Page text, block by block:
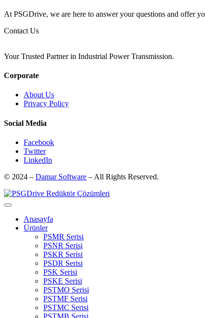
At PSGDrive, we are here to answer your questions and offer
Contact Us
Your Trusted Partner in Industrial Power Transmission.
Corporate
About Us
Privacy Policy
Social Media
Facebook
Twitter
LinkedIn
© 2024 – Damar Software – All Rights Reserved.
Anasayfa
Ürünler
PSMR Serisi
PSNR Serisi
PSKR Serisi
PSDR Serisi
PSK Serisi
PSKE Serisi
PSTMO Serisi
PSTMF Serisi
PSTMC Serisi
PSTMB Serisi